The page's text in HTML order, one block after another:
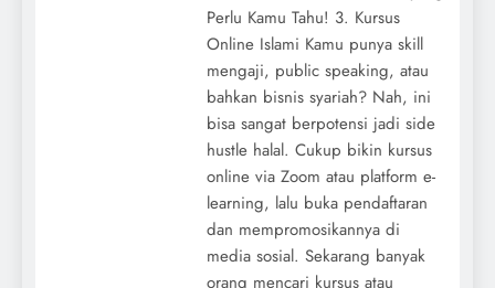
Perlu Kamu Tahu! 3. Kursus
Online Islami Kamu punya skill
mengaji, public speaking, atau
bahkan bisnis syariah? Nah, ini
bisa sangat berpotensi jadi side
hustle halal. Cukup bikin kursus
online via Zoom atau platform e-
learning, lalu buka pendaftaran
dan mempromosikannya di
media sosial. Sekarang banyak
orang mencari kursus atau